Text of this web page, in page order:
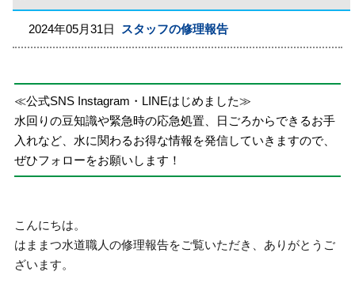
2024年05月31日 スタッフの修理報告
≪公式SNS Instagram・LINEはじめました≫
水回りの豆知識や緊急時の応急処置、日ごろからできるお手
入れなど、水に関わるお得な情報を発信していきますので、
ぜひフォローをお願いします！
こんにちは。
はままつ水道職人の修理報告をご覧いただき、ありがとうご
ざいます。